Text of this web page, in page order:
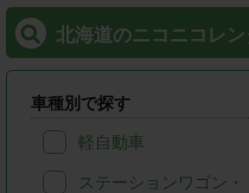
北海道のニコニコレ
車種別で探す
軽自動車
ステーションワゴン・